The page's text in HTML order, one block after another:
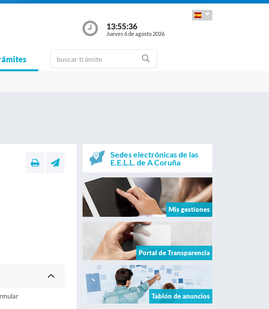
13:55:36
Jueves 6 de agosto 2026
Sedes electrónicas de las
E.E.L.L. de A Coruña
Mis gestiones
Portal de Transparencia
Tablón de anuncios